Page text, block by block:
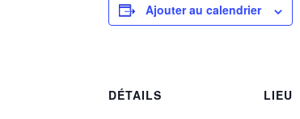
Ajouter au calendrier
DÉTAILS LIEU